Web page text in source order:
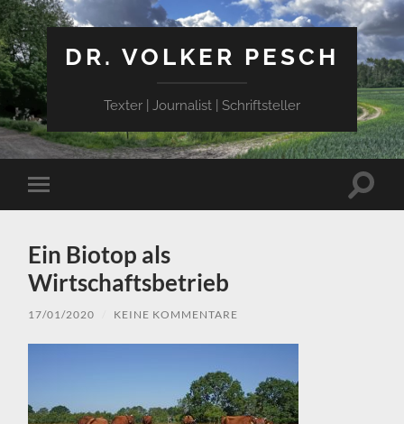
DR. VOLKER PESCH
Texter | Journalist | Schriftsteller
Mobile-
Menü
Ein Biotop als
Wirtschaftsbetrieb
17/01/2020 KEINE KOMMENTARE